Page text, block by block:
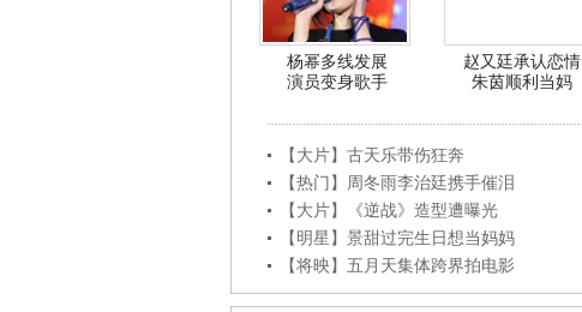
杨幂多线发展
演员变身歌手
赵又廷承认恋情
朱茵顺利当妈
【大片】古天乐带伤狂奔
【热门】周冬雨李治廷携手催泪
【大片】《逆战》造型遭曝光
【明星】景甜过完生日想当妈妈
【将映】五月天集体跨界拍电影